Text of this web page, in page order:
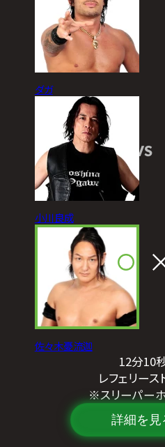
ダガ
小川良成
佐々木憂流迦
VS
12分10
レフェリース
※スリーパー
詳細を見